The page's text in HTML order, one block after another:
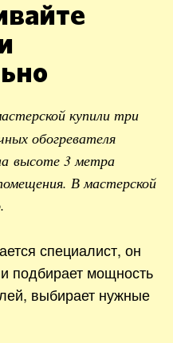
купили три
обогревателя
высоте 3 метра
В мастерской
специалист, он
подбирает мощность
выбирает нужные